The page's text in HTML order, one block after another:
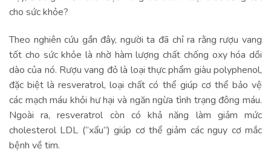
cho sức khỏe?
Theo nghiên cứu gần đây, người ta đã chỉ ra rằng rượu vang
tốt cho sức khỏe là nhờ hàm lượng chất chống oxy hóa dồi
dào của nó. Rượu vang đỏ là loại thực phẩm giàu polyphenol,
đặc biệt là resveratrol, loại chất có thể giúp cơ thể bảo vệ
các mạch máu khỏi hư hại và ngăn ngừa tình trạng đông máu.
Ngoài ra, resveratrol còn có khả năng làm giảm mức
cholesterol LDL (“xấu”) giúp cơ thể giảm các nguy cơ mắc
bệnh về tim.